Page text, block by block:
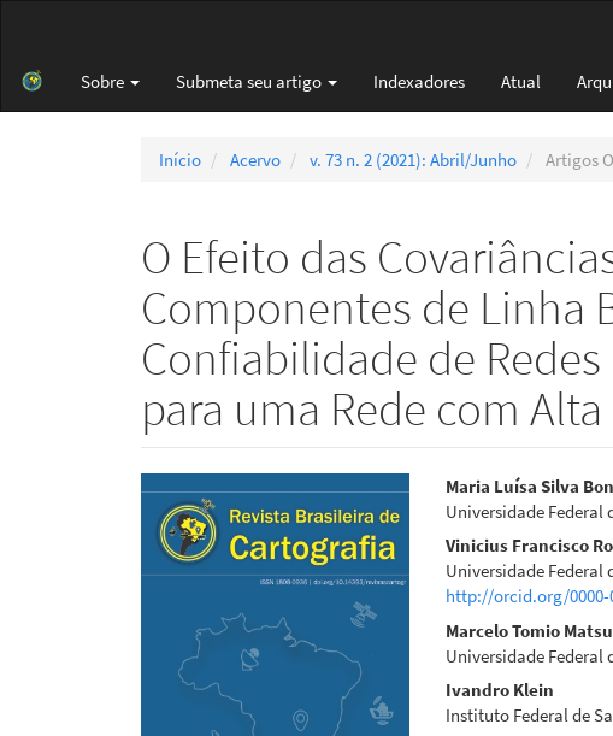
principal
Barra
Sobre Submeta seu artigo Indexadores Atual
Início Acervo v. 73 n. 2 (2021): Abril/Junho Artigos
O Efeito das
Componentes de Linha
Confiabilidade de Redes
para uma Rede com
Barra
lateral
de
artigos
Conteúdo
do
artigo
principal
Maria Luísa Silva
Universidade Federal
Vinicius Francisco
Universidade Federal
http://orcid.org/0000-
Marcelo Tomio
Universidade Federal
Ivandro Klein
Instituto Federal de